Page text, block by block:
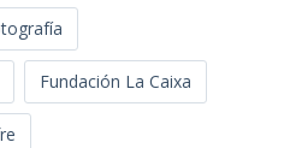
Fundación La Caixa